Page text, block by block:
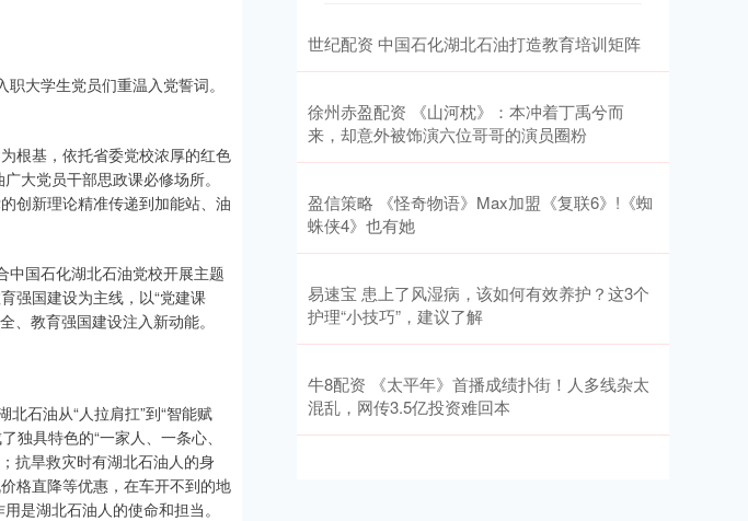
大学生党员们重温入党誓词。
根基，依托省委党校浓厚的红色
大党员干部思政课必修场所。
创新理论精准传递到加能站、油
中国石化湖北石油党校开展主题
强国建设为主线，以“党建课
、教育强国建设注入新动能。
北石油从“人拉肩扛”到“智能赋
具特色的“一家人、一条心、
抗旱救灾时有湖北石油人的身
格直降等优惠，在车开不到的地
是湖北石油人的使命和担当。
世纪配资 中国石化湖北石油打造教育培训矩阵
徐州赤盈配资 《山河枕》：本冲着丁禹兮而
来，却意外被饰演六位哥哥的演员圈粉
盈信策略 《怪奇物语》Max加盟《复联6》!《蜘
蛛侠4》也有她
易速宝 患上了风湿病，该如何有效养护？这3个
护理“小技巧”，建议了解
牛8配资 《太平年》首播成绩扑街！人多线杂太
混乱，网传3.5亿投资难回本